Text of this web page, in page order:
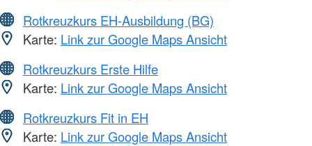
Rotkreuzkurs EH-Ausbildung (BG)
Karte: Link zur Google Maps Ansicht
Rotkreuzkurs Erste Hilfe
Karte: Link zur Google Maps Ansicht
Rotkreuzkurs Fit in EH
Karte: Link zur Google Maps Ansicht